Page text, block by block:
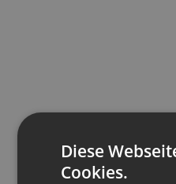
Diese
Cookies.